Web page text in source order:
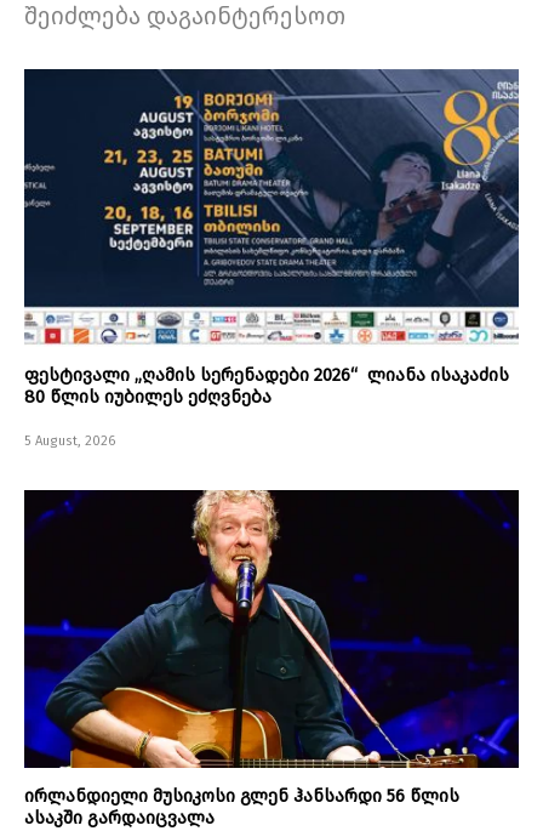
შეიძლება დაგაინტერესოთ
ფესტივალი „ღამის სერენადები 2026“ ლიანა ისაკაძის
80 წლის იუბილეს ეძღვნება
5 August, 2026
ირლანდიელი მუსიკოსი გლენ ჰანსარდი 56 წლის
ასაკში გარდაიცვალა